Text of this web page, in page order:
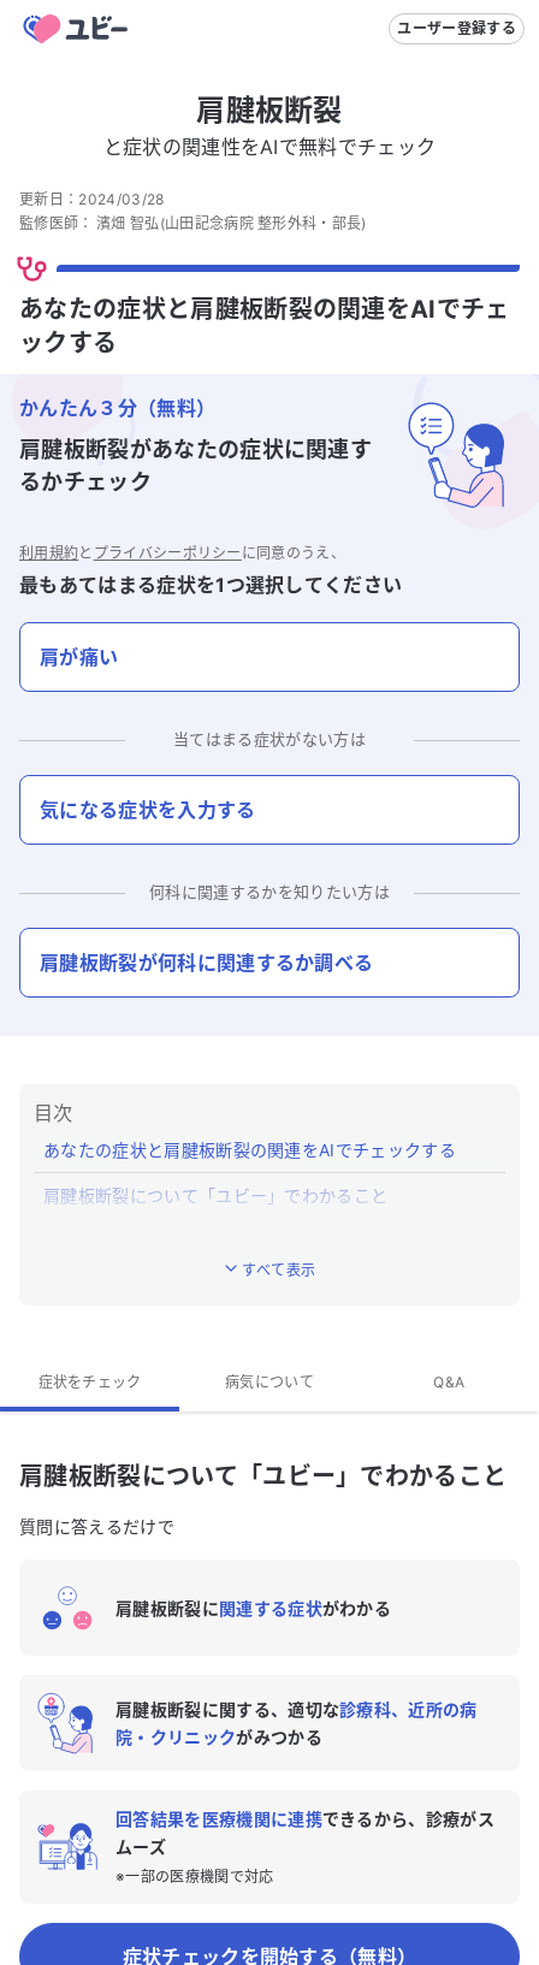
ユーザー登録する
肩腱板断裂
と症状の関連性をAIで無料でチェック
更新日： 2024/03/28
監修医師： 濱畑 智弘(山田記念病院 整形外科・部長)
あなたの症状と肩腱板断裂の関連をAIでチェ
ックする
かんたん３分（無料）
肩腱板断裂があなたの症状に関連す
るかチェック
利用規約と プライバシーポリシー に同意のうえ、
最もあてはまる症状を1つ選択してください
肩が痛い
当てはまる症状がない方は
気になる症状を入力する
何科に関連するかを知りたい方は
肩腱板断裂が何科に関連するか調べる
目次
あなたの症状と肩腱板断裂の関連をAIでチェックする
肩腱板断裂について「ユビー」でわかること
肩腱板断裂のQ&A
すべて表示
症状をチェック 病気について Q&A
肩腱板断裂について「ユビー」でわかること
質問に答えるだけで
肩腱板断裂に関連する症状がわかる
肩腱板断裂に関する、適切な診療科、近所の病
院・クリニックがみつかる
回答結果を医療機関に連携できるから、診療がス
ムーズ
※一部の医療機関で対応
症状チェックを開始する（無料）